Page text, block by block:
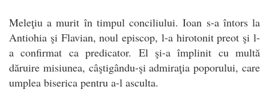
Meleţiu a murit în timpul conciliului. Ioan s-a întors la
Antiohia şi Flavian, noul episcop, l-a hirotonit preot şi l-
a confirmat ca predicator. El şi-a împlinit cu multă
dăruire misiunea, câştigându-şi admiraţia poporului, care
umplea biserica pentru a-l asculta.